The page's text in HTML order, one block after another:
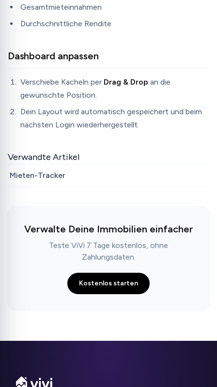
Gesamtmieteinnahmen
Durchschnittliche Rendite
Dashboard anpassen
Verschiebe Kacheln per Drag & Drop an die
gewünschte Position.
Dein Layout wird automatisch gespeichert und beim
nächsten Login wiederhergestellt.
Verwandte Artikel
Mieten-Tracker
Verwalte Deine Immobilien einfacher
Teste ViVi 7 Tage kostenlos, ohne
Zahlungsdaten.
Kostenlos starten